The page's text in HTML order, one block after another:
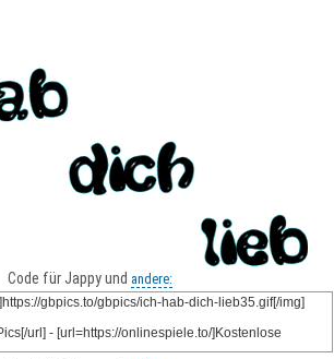
Code für Jappy und andere: